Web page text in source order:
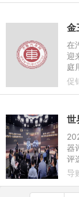
在
迎
庭
机
促
器
评
T
导